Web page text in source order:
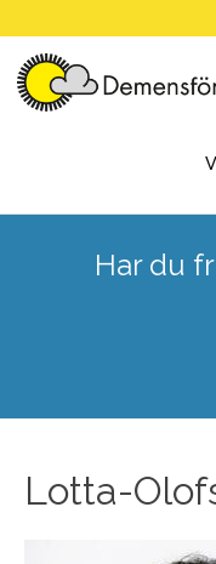
to
content
Har du
Lotta-